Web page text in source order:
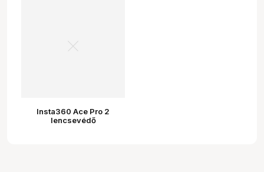
Insta360 Ace Pro 2
lencsevédő